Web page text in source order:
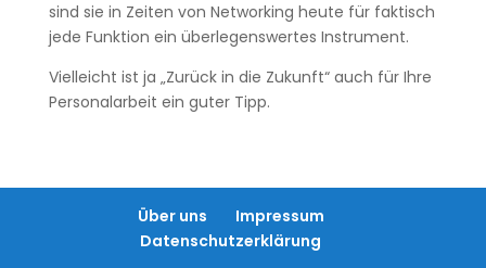
sind sie in Zeiten von Networking heute für faktisch
jede Funktion ein überlegenswertes Instrument.
Vielleicht ist ja „Zurück in die Zukunft“ auch für Ihre
Personalarbeit ein guter Tipp.
Über uns
Impressum
Datenschutzerklärung